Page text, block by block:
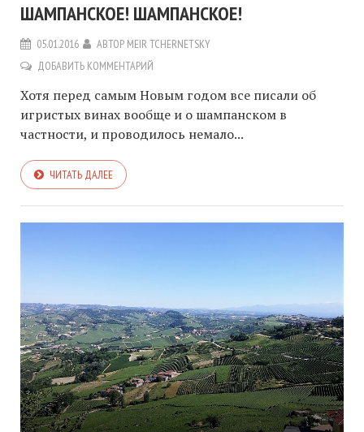
ШАМПАНСКОЕ! ШАМПАНСКОЕ!
05.01.2016 АВТОР MEIR TCHERNETSKY
ДОБАВИТЬ КОММЕНТАРИЙ
Хотя перед самым Новым годом все писали об
игристых винах вообще и о шампанском в
частности, и проводилось немало...
ЧИТАТЬ ДАЛЕЕ